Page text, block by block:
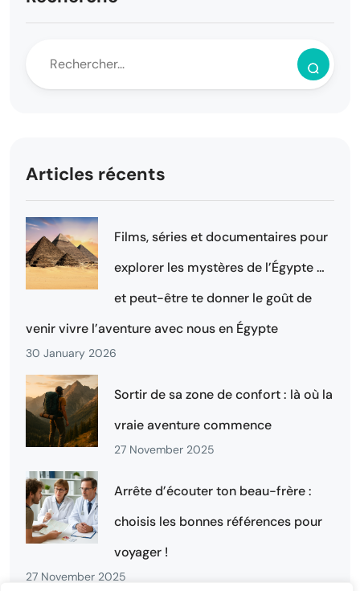
Articles récents
Films, séries et documentaires pour
explorer les mystères de l’Égypte …
et peut-être te donner le goût de
venir vivre l’aventure avec nous en Égypte
30 January 2026
Sortir de sa zone de confort : là où la
vraie aventure commence
27 November 2025
Arrête d’écouter ton beau-frère :
choisis les bonnes références pour
voyager !
27 November 2025